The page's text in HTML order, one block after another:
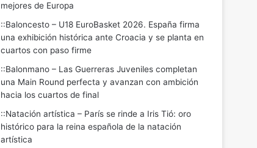
mejores de Europa
::Baloncesto – U18 EuroBasket 2026. España firma
una exhibición histórica ante Croacia y se planta en
cuartos con paso firme
::Balonmano – Las Guerreras Juveniles completan
una Main Round perfecta y avanzan con ambición
hacia los cuartos de final
::Natación artística – París se rinde a Iris Tió: oro
histórico para la reina española de la natación
artística